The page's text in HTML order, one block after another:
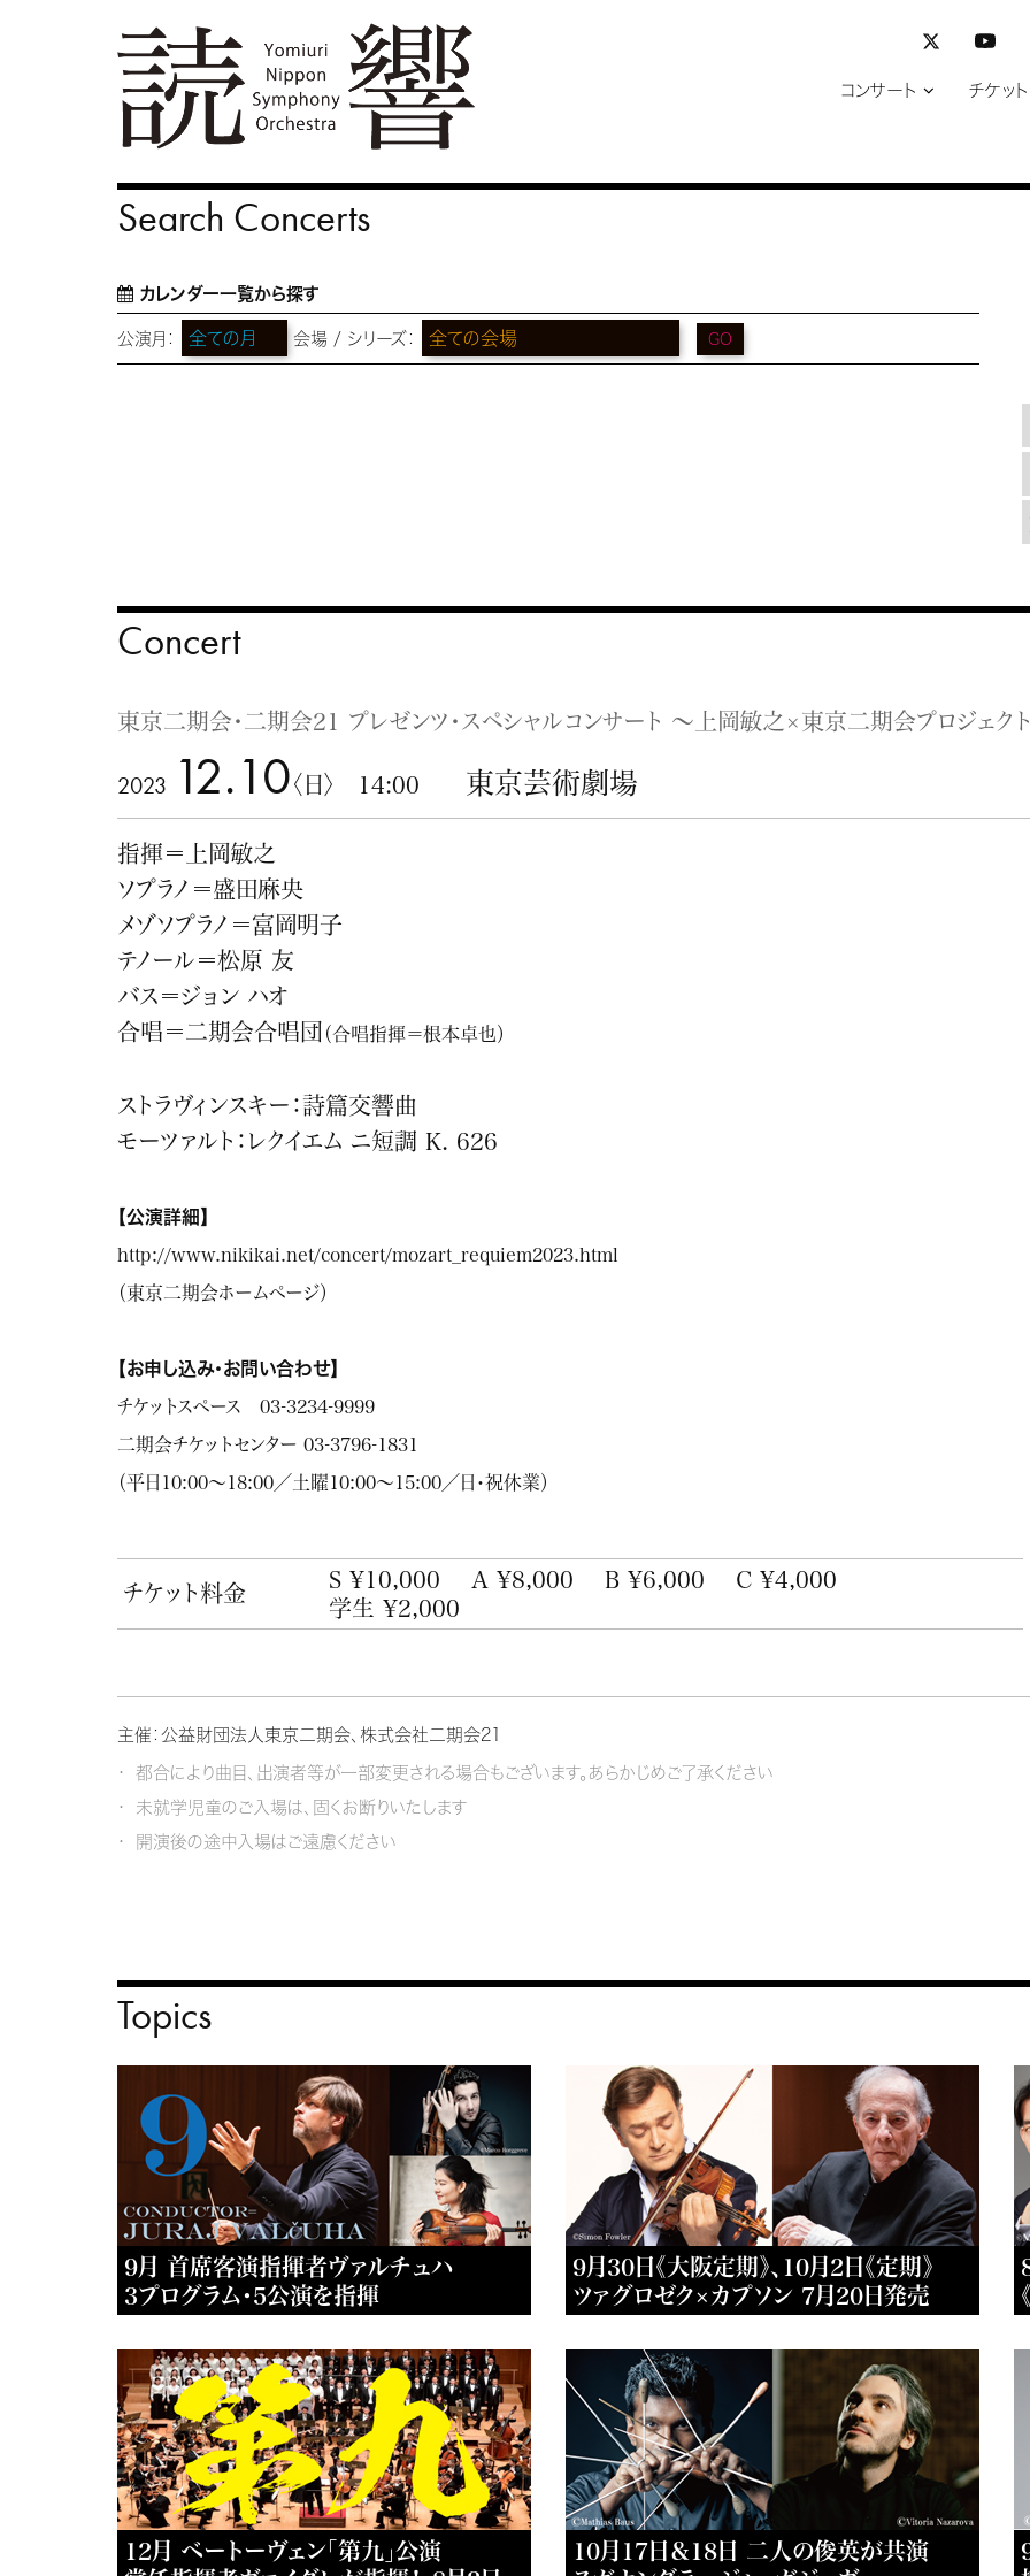
コンサート チケット
Search Concerts
カレンダー一覧から探す
公演月： 会場 / シリーズ： GO
Concert
東京二期会・二期会21 プレゼンツ・スペシャルコンサート ～上岡敏之×東京二期会プロジェク
2023 12.10 〈日〉 14:00 東京芸術劇場
指揮＝上岡敏之
ソプラノ＝盛田麻央
メゾソプラノ＝富岡明子
テノール＝松原 友
バス＝ジョン ハオ
合唱＝二期会合唱団 （合唱指揮＝根本卓也）
ストラヴィンスキー：詩篇交響曲
モーツァルト：レクイエム ニ短調 K. 626
【公演詳細】
http://www.nikikai.net/concert/mozart_requiem2023.html
（東京二期会ホームページ）
【お申し込み・お問い合わせ】
チケットスペース 03-3234-9999
二期会チケットセンター 03-3796-1831
（平日10:00～18:00／土曜10:00～15:00／日・祝休業）
チケット料金
S ¥10,000 A ¥8,000 B ¥6,000
C ¥4,000
学生 ¥2,000
主催：公益財団法人東京二期会、株式会社二期会21
都合により曲目、出演者等が一部変更される場合もございます。あらかじめご了承ください
未就学児童のご入場は、固くお断りいたします
開演後の途中入場はご遠慮ください
Topics
9月 首席客演指揮者ヴァルチュハ
3プログラム・5公演を指揮
9月30日《大阪定期》、10月2日《定期》
ツァグロゼク×カプソン 7月20日発売
12月 ベートーヴェン「第九」公演
10月17日＆18日 二人の俊英が共演